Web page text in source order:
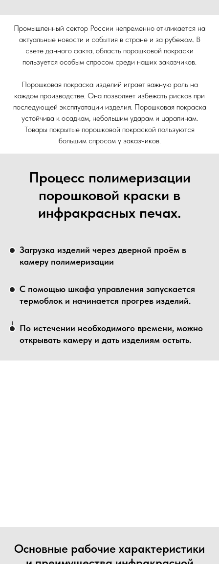
Промышленный сектор России непременно откликается на
актуальные новости и события в стране и за рубежом. В
свете данного факта, область порошковой покраски
пользуется особым спросом среди наших заказчиков.
Порошковая покраска изделий играет важную роль на
каждом производстве. Она позволяет избежать рисков при
последующей эксплуатации изделия. Порошковая покраска
устойчива к осадкам, небольшим ударам и царапинам.
Товары покрытые порошковой покраской пользуются
большим спросом у заказчиков.
Процесс полимеризации
порошковой краски в
инфракрасных печах.
Загрузка изделий через дверной проём в
камеру полимеризации
С помощью шкафа управления запускается
термоблок и начинается прогрев изделий.
По истечении необходимого времени, можно
открывать камеру и дать изделиям остыть.
Основные рабочие характеристики